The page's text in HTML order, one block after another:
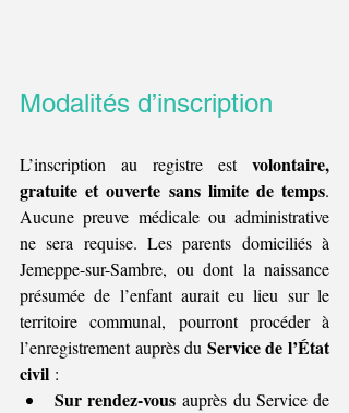
Modalités d’inscription
L’inscription au registre est volontaire,
gratuite et ouverte sans limite de temps.
Aucune preuve médicale ou administrative
ne sera requise. Les parents domiciliés à
Jemeppe-sur-Sambre, ou dont la naissance
présumée de l’enfant aurait eu lieu sur le
territoire communal, pourront procéder à
l’enregistrement auprès du Service de l’État
civil :
Sur rendez-vous auprès du Service de